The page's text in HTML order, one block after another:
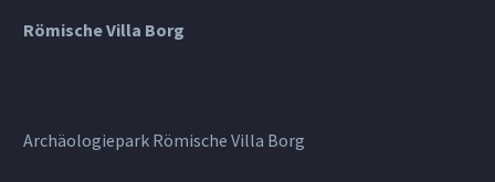
Römische Villa Borg
Archäologiepark Römische Villa Borg